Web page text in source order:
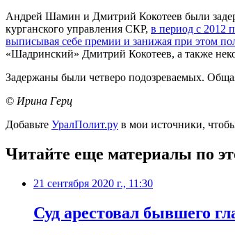
Андрей Шамин и Дмитрий Кокотеев были
курганского управления СКР, в период с 2012
выписывая себе премии и занижая при этом
«Шадринский» Дмитрий Кокотеев, а также
Задержаны были четверо подозреваемых.
© Ирина Герц
Добавьте УралПолит.ру в мои источники,
Читайте еще материалы по
21 сентября 2020 г., 11:30
Суд арестовал бывшего